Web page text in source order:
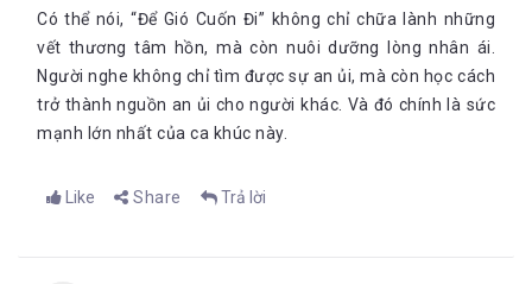
Có thể nói, “Để Gió Cuốn Đi” không chỉ chữa lành những
vết thương tâm hồn, mà còn nuôi dưỡng lòng nhân ái.
Người nghe không chỉ tìm được sự an ủi, mà còn học cách
trở thành nguồn an ủi cho người khác. Và đó chính là sức
mạnh lớn nhất của ca khúc này.
Like Share Trả lời